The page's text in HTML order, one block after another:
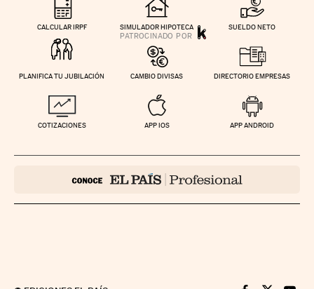
CALCULAR IRPF SIMULADOR HIPOTECA SUELDO NETO
PLANIFICA TU JUBILACIÓN CAMBIO DIVISAS DIRECTORIO EMPRESAS
COTIZACIONES APP IOS APP ANDROID